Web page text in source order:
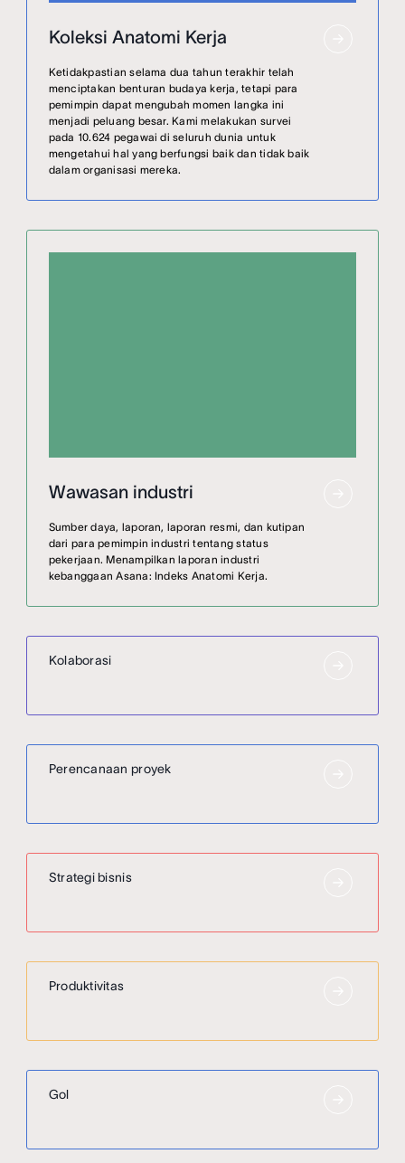
Koleksi Anatomi Kerja
Ketidakpastian selama dua tahun terakhir telah
menciptakan benturan budaya kerja, tetapi para
pemimpin dapat mengubah momen langka ini
menjadi peluang besar. Kami melakukan survei
pada 10.624 pegawai di seluruh dunia untuk
mengetahui hal yang berfungsi baik dan tidak baik
dalam organisasi mereka.
Wawasan industri
Sumber daya, laporan, laporan resmi, dan kutipan
dari para pemimpin industri tentang status
pekerjaan. Menampilkan laporan industri
kebanggaan Asana: Indeks Anatomi Kerja.
Kolaborasi
Perencanaan proyek
Strategi bisnis
Produktivitas
Gol